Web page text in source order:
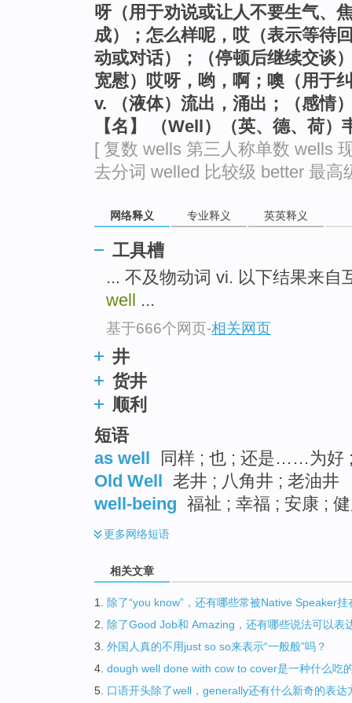
呀（用于劝说或让人不要生气、
成）；怎么样呢，哎（表示等待
动或对话）；（停顿后继续交谈
宽慰）哎呀，哟，啊；噢（用于
v. （液体）流出，涌出；（感情
【名】 （Well）（英、德、荷）
[ 复数 wells 第三人称单数 wells
去分词 welled 比较级 better 最高
网络释义 专业释义 英英释义
工具槽
... 不及物动词 vi. 以下结果来自
well
...
基于666个网页-相关网页
井
货井
顺利
短语
as well
同样 ; 也 ; 还是……为好
Old Well 老井 ; 八角井 ; 老油井
well-being 福祉 ; 幸福 ; 安康 ;
更多网络短语
相关文章
1.
除了“you know”，还有哪些常被Native Speaker
2.
除了Good Job和 Amazing，还有哪些说法可以表
3. 外国人真的不用just so so来表示“一般般”吗？
4. dough well done with cow to cover是一种什么吃
5. 口语开头除了well，generally还有什么新奇的表达